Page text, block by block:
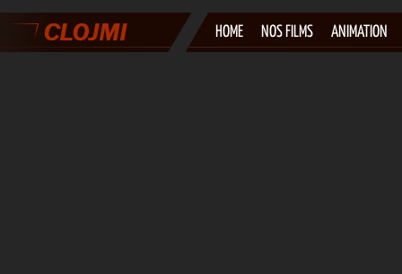
HOME NOS FILMS ANIMATION